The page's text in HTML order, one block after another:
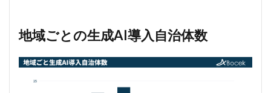
地域ごとの生成AI導入自治体数